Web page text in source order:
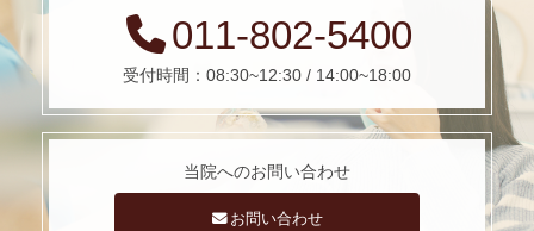
011-802-5400
受付時間：08:30~12:30 / 14:00~18:00
当院へのお問い合わせ
お問い合わせ